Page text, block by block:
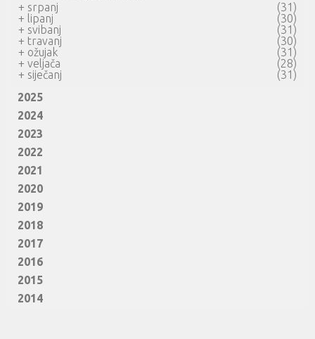
+ srpanj
(31)
+ lipanj
(30)
+ svibanj
(31)
+ travanj
(30)
+ ožujak
(31)
+ veljača
(28)
+ siječanj
(31)
2025
2024
2023
2022
2021
2020
2019
2018
2017
2016
2015
2014